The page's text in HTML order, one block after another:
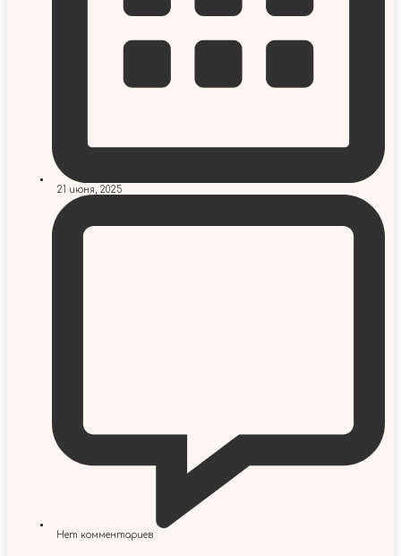
21 июня, 2025
Нет комментариев